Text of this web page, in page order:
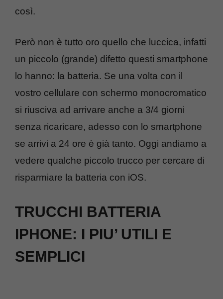
così.
Però non è tutto oro quello che luccica, infatti
un piccolo (grande) difetto questi smartphone
lo hanno: la batteria. Se una volta con il
vostro cellulare con schermo monocromatico
si riusciva ad arrivare anche a 3/4 giorni
senza ricaricare, adesso con lo smartphone
se arrivi a 24 ore è già tanto. Oggi andiamo a
vedere qualche piccolo trucco per cercare di
risparmiare la batteria con iOS.
TRUCCHI BATTERIA
IPHONE: I PIU’ UTILI E
SEMPLICI